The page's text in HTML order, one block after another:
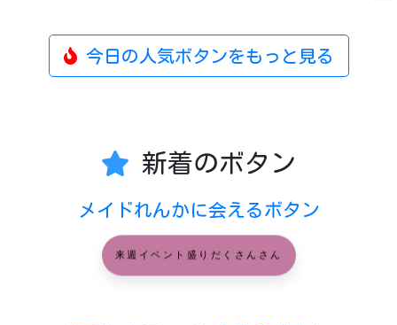
今日の人気ボタンをもっと見る
新着のボタン
メイドれんかに会えるボタン
来週イベント盛りだくさんさん